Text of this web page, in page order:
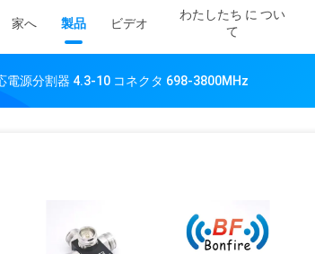
家へ 製品 ビデオ
わたしたち に つい
て
電源分割器 4.3-10 コネクタ 698-3800MHz